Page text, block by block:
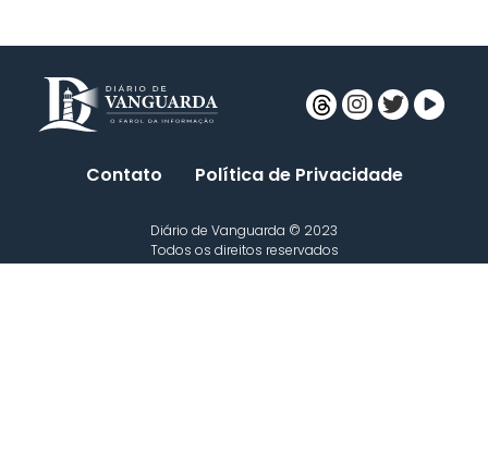
Contato Política de Privacidade
Diário de Vanguarda © 2023
Todos os direitos reservados